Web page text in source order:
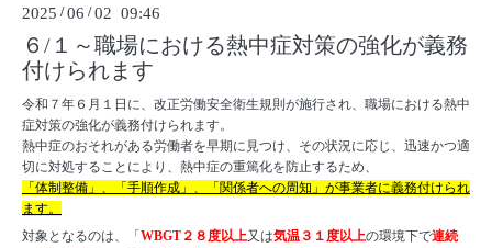
2025 /06 /02 09:46
６/１～職場における熱中症対策の強化が義務
付けられます
令和７年６月１日に、改正労働安全衛生規則が施行され、職場における熱中
症対策の強化が義務付けられます。
熱中症のおそれがある労働者を早期に見つけ、その状況に応じ、迅速かつ適
切に対処することにより、熱中症の重篤化を防止するため、
「体制整備」、「手順作成」、「関係者への周知」が事業者に義務付けられ
ます。
対象となるのは、「 WBGT２８度以上又は気温３１度以上の環境下で連続